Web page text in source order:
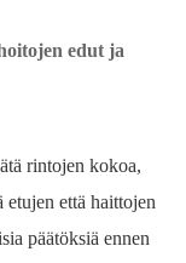
edut ja
rintojen kokoa,
että haittojen
päätöksiä ennen